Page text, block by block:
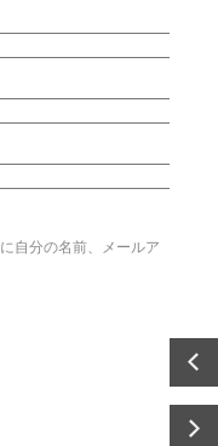
自分の名前、メールア